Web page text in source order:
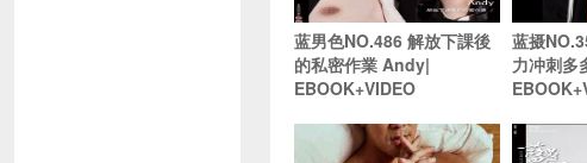
蓝男色NO.486 解放下課後
的私密作業 Andy|
EBOOK+VIDEO
蓝摄
力冲刺多